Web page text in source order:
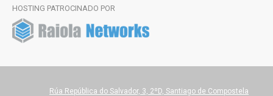
HOSTING PATROCINADO POR
Rúa República do Salvador, 3, 2ºD, Santiago de Compostela